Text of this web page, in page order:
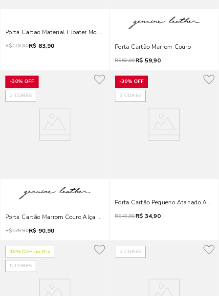
Porta Cartao Material Floater Mostarda
R$119,90R$ 83,90 Porta Cartão Marrom Couro
R$69,90R$ 59,90
-30% OFF
2 CORES
Porta Cartão Marrom Couro Alça De Mão
R$129,90R$ 90,90
-30% OFF
5 CORES
Porta Cartão Pequeno Atanado Azul
R$49,90R$ 34,90
10% OFF no Pix
5 CORES
5 CORES